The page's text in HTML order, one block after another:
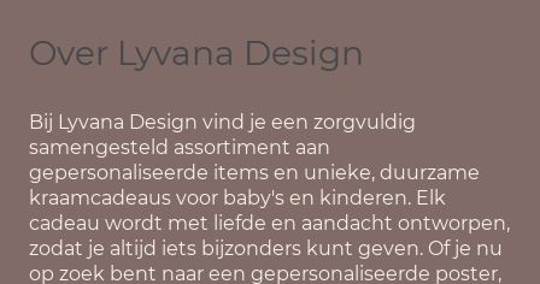
Over Lyvana Design
Bij Lyvana Design vind je een zorgvuldig
samengesteld assortiment aan
gepersonaliseerde items en unieke, duurzame
kraamcadeaus voor baby's en kinderen. Elk
cadeau wordt met liefde en aandacht ontworpen,
zodat je altijd iets bijzonders kunt geven. Of je nu
op zoek bent naar een gepersonaliseerde poster,